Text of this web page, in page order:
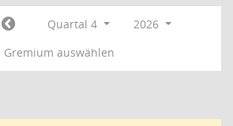
Quartal 4
2026
Gremium auswählen